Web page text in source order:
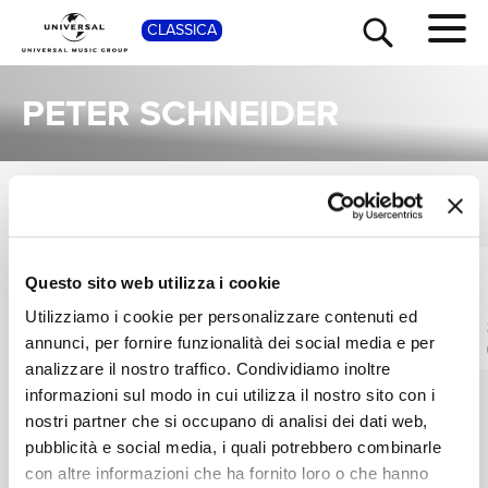
Questo sito web utilizza i cookie
Utilizziamo i cookie per personalizzare contenuti ed
annunci, per fornire funzionalità dei social media e per
analizzare il nostro traffico. Condividiamo inoltre
informazioni sul modo in cui utilizza il nostro sito con i
nostri partner che si occupano di analisi dei dati web,
pubblicità e social media, i quali potrebbero combinarle
con altre informazioni che ha fornito loro o che hanno
CLASSICA
PETER SCHNEIDER
VEDI TUTTI
PETER SCHNEIDER,
BAYREUTH FESTIVAL
ORCHESTRA
Wagner: Lohengrin
(Highlights)
Digitale
PETER SCHNEIDER,
STUDER
Wagner: Lohengrin
Digitale
SHOP
TOUR
NEWS
RICERCA
CHI SIAMO
CONTATTI